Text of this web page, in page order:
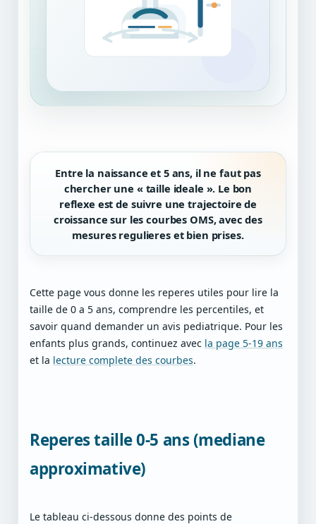
Entre la naissance et 5 ans, il ne faut pas
chercher une « taille ideale ». Le bon
reflexe est de suivre unetrajectoire de
croissance sur les courbes OMS, avec des
mesures regulieres et bien prises.
Cette page vous donne les reperes utiles pour lire la
taille de 0 a 5 ans, comprendre les percentiles, et
savoir quand demander un avis pediatrique. Pour les
enfants plus grands, continuez avec la page 5-19 ans
et la lecture complete des courbes.
Reperes taille 0-5 ans (mediane
approximative)
Le tableau ci-dessous donne des points de